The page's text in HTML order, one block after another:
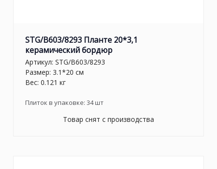
STG/B603/8293 Планте 20*3,1
керамический бордюр
Артикул: STG/B603/8293
Размер: 3.1*20 см
Вес: 0.121 кг
Плиток в упаковке: 34шт
Товар снят с производства